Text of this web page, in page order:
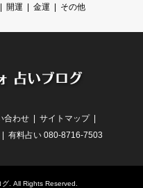
開運 金運 その他
合わせ
サイトマップ
有料占い 080-8716-7503
グ. All Rights Reserved.